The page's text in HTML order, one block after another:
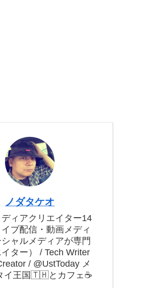
ノダタケオ
ィアクリエイター14
ブ配信・動画メディ
ャルメディアが専門
ター） / Tech Writer
/ @UstToday メ
イ王国🇹🇭とカフェ☕️